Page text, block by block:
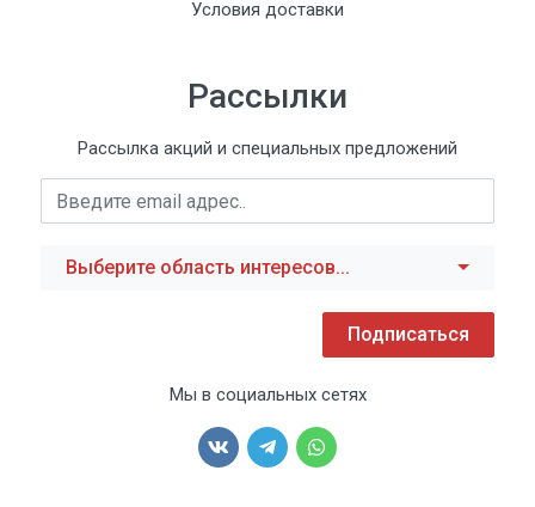
Условия доставки
Рассылки
Рассылка акций и специальных предложений
Выберите область интересов...
Подписаться
Мы в социальных сетях